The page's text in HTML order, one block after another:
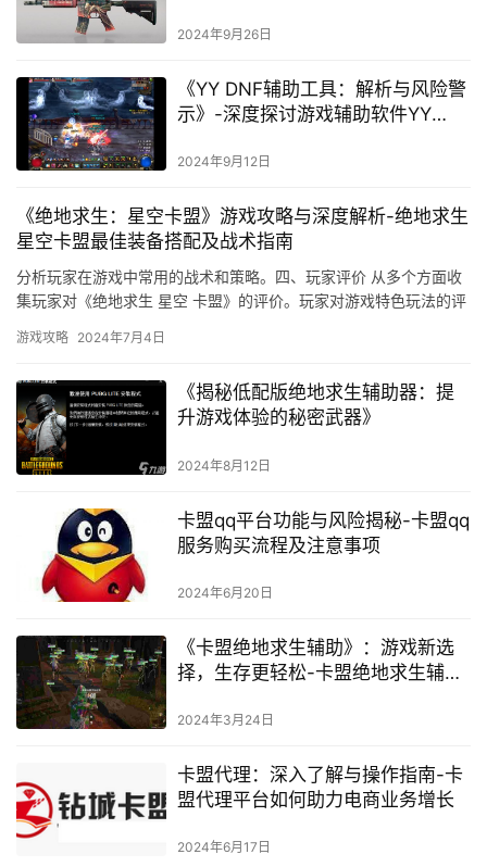
南与安全策略
2024年9月26日
《YY DNF辅助工具：解析与风险警
示》-深度探讨游戏辅助软件YY
2024年9月12日
《绝地求生：星空卡盟》游戏攻略与深度解析-绝地求生
星空卡盟最佳装备搭配及战术指南
分析玩家在游戏中常用的战术和策略。四、玩家评价 从多个方面收
集玩家对《绝地求生 星空 卡盟》的评价。玩家对游戏特色玩法的评
游戏攻略 2024年7月4日
《揭秘低配版绝地求生辅助器：提
升游戏体验的秘密武器》
2024年8月12日
卡盟qq平台功能与风险揭秘-卡盟qq
服务购买流程及注意事项
2024年6月20日
《卡盟绝地求生辅助》：游戏新选
择，生存更轻松-卡盟绝地求生辅
升游戏技巧
2024年3月24日
卡盟代理：深入了解与操作指南-卡
盟代理平台如何助力电商业务增长
2024年6月17日